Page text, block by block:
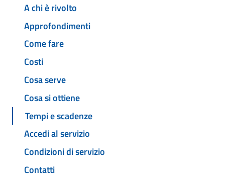
A chi è rivolto
Approfondimenti
Come fare
Costi
Cosa serve
Cosa si ottiene
Tempi e scadenze
Accedi al servizio
Condizioni di servizio
Contatti